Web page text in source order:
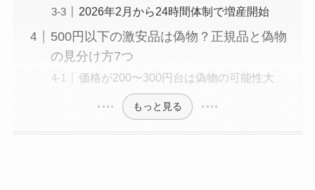
2026年2月から24時間体制で増産開始
500円以下の激安品は偽物？正規品と偽物
の見分け方7つ
価格が200〜300円台は偽物の可能性大
もっと見る